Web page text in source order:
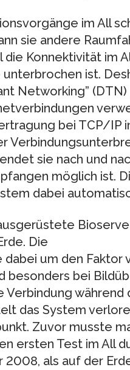
im All
sie andere
Konnektivität im
ist.
Networking”
bei TCP/IP
sie nach und
möglich ist.
dabei
Die
um den Faktor
besonders bei
Verbindung während
das System
Zuvor musste
ersten Test im All
als auf der